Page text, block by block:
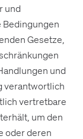
und
Bedingungen
Gesetze,
und
verantwortlich
vertretbare
um den
oder deren